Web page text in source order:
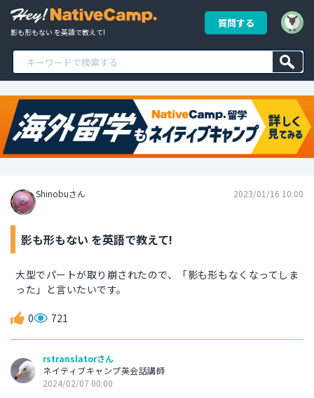
影も形もない を英語で教えて!
質問する
Shinobuさん 2023/01/16 10:00
影も形もない を英語で教えて!
大型でパートが取り崩されたので、「影も形もなくなってしま
った」と言いたいです。
0 721
rstranslatorさん
ネイティブキャンプ英会話講師
2024/02/07 00:00